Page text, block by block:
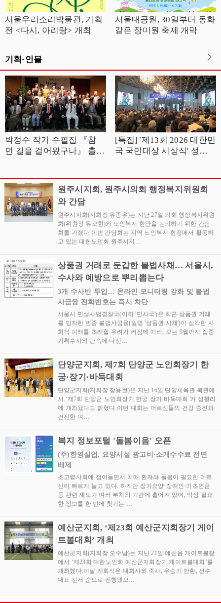
서울우리소리박물관, 기획
전 <다시, 아리랑> 개최
서울대공원, 30일부터 동화
같은 장미원 축제 개막
기획·인물
박정수 작가 수필집 『참
먼 길을 걸어왔구나』 출판
[특집] '제13회 2026 대한민
국 국민대상 시상식' 성황
원주시지회, 원주시의회 행정복지위원회
와 간담
원주시지회(지회장 유종우)는 지난 27일 의회 행정복지위원
회(위원장 유오현)와 노인복지 현안을 논의하기 위한 간담
회를 가졌다.이번 간담회는 지역 노인복지 현장에서 활동하
고 있는 대한노인회 원주시지…
상품권 거래로 둔갑한 불법사채… 서울시,
수사와 예방으로 뿌리뽑는다
3개 수사반 투입… 온라인 모니터링 강화 및 불법
사금융 전화번호는 즉시 차단
서울시 민생사법경찰국(이하 '민사국')은 최근 상품권 거래
를 빙자한 변종 불법사금융(일명 '상품권 사채')이 심각한 사
회적 피해를 초래할 우려가 커짐에 따라, 오는 9월까지 집중
기획수사와 단속에 나선…
단양군지회, 제7회 단양군 노인회장기 한
궁·장기·바둑대회
단양군지회(지회장 장용현)은 지난 16일 단양체육관 북관에
서 ‘제7회 단양군 노인회장기 한궁·장기·바둑대회’가 성황리
에 개최됐다고 밝혔다.이번 대회는 어르신들의 건강 증진과
건전한 여…
복지 정보포털 '돌봄이음' 오픈
(주)한영실업, 요양시설 광고비·소개수수료 전면
배제
초고령사회에 접어들면서 치매 환자와 돌봄이 필요한 어르
신이 빠르게 늘고 있다. 하지만 장기요양·장애인·기초연금
등 관련 제도가 여러 부처와 기관에 흩어져 있어, 막상 필요
한 정보를 한 번에 찾기는 …
예산군지회, ‘제23회 예산군지회장기 게이
트볼대회’ 개최
예산군지회(지회장 오수남)는 지난 21일 예산읍 게이트볼장
에서 ‘제23회 대한노인회 예산군지회장기 게이트볼대회’를
개최했다.이날 개회식은 대회사와 축사, 우승기 반환, 선수
대표 선서 순으로 진행됐으…